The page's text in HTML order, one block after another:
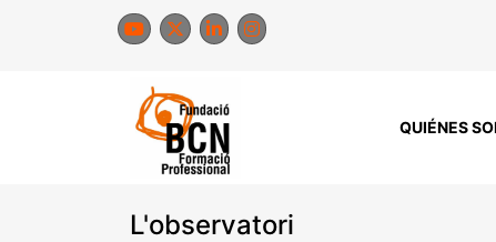
L'observatori
QUIÉNES